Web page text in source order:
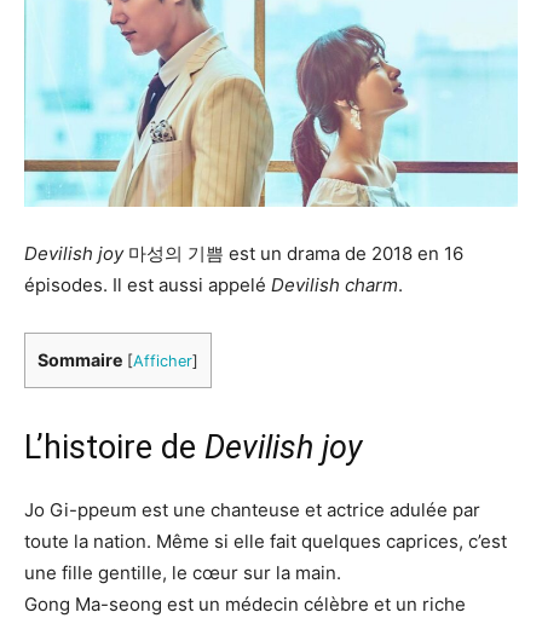
Devilish joy마성의 기쁨 est un drama de 2018 en 16
épisodes. Il est aussi appelé Devilish charm.
Sommaire [Afficher]
L’histoire de Devilish joy
Jo Gi-ppeum est une chanteuse et actrice adulée par
toute la nation. Même si elle fait quelques caprices, c’est
une fille gentille, le cœur sur la main.
Gong Ma-seong est un médecin célèbre et un riche